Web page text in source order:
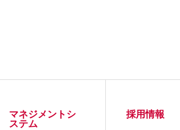
マネジメントシ
ステム
採用情報